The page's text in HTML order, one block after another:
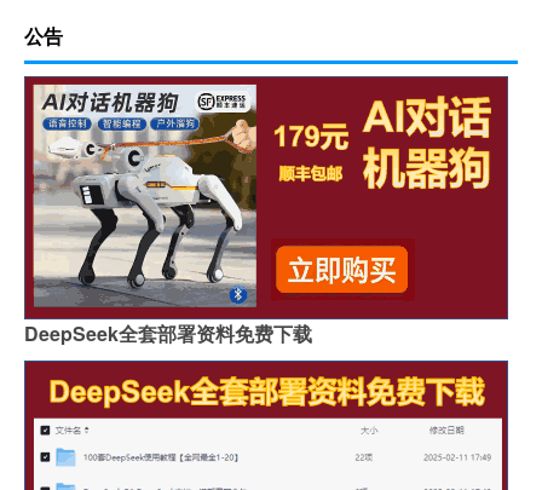
公告
DeepSeek全套部署资料免费下载